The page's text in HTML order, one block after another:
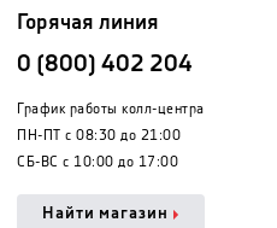
Горячая линия
0 (800) 402 204
График работы колл-центра
ПН-ПТ с 08:30 до 21:00
СБ-ВС с 10:00 до 17:00
Найти магазин